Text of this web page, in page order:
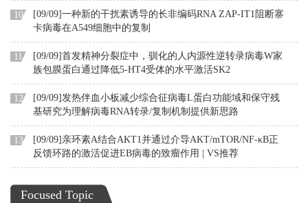
10
[09/09]一种新的干扰素诱导的长非编码RNA ZAP-IT1阻断寨
卡病毒在A549细胞中的复制
11
[09/09]首发精神分裂症中，驯化的人内源性逆转录病毒W家
族包膜蛋白通过降低5-HT4受体的水平激活SK2
12
[09/09]发热伴血小板减少综合征病毒L蛋白功能域和保守残
基研究为理解病毒RNA转录/复制机制提供新思路
13
[09/09]亲环素A结合AKT1并通过介导AKT/mTOR/NF-κB正
反馈环路的激活促进EB病毒的致瘤作用 | VS推荐
Focused Topic